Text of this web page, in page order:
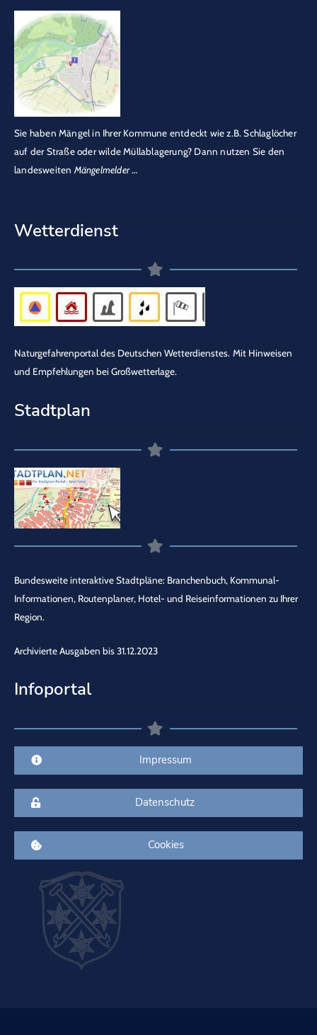
Sie haben Mängel in Ihrer Kommune entdeckt wie z.B. Schlaglöcher
auf der Straße oder wilde Müllablagerung? Dann nutzen Sie den
landesweiten Mängelmelder…
Wetterdienst
Naturgefahrenportal des Deutschen Wetterdienstes. Mit Hinweisen
und Empfehlungen bei Großwetterlage.
Stadtplan
Bundesweite interaktive Stadtpläne: Branchenbuch, Kommunal-
Informationen, Routenplaner, Hotel- und Reiseinformationen zu Ihrer
Region.
Archivierte Ausgaben bis 31.12.2023
Infoportal
Impressum
Datenschutz
Cookies